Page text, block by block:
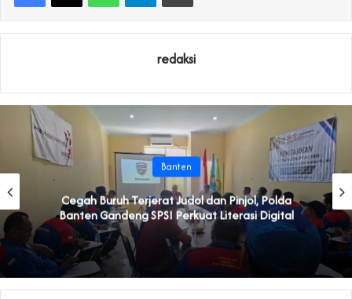
redaksi
Banten
Cegah Buruh Terjerat Judol dan Pinjol, Polda
Banten Gandeng SPSI Perkuat Literasi Digital